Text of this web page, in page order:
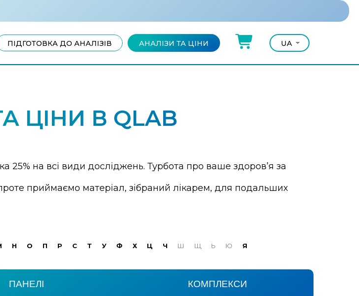
ПІДГОТОВКА ДО АНАЛІЗІВ АНАЛІЗИ ТА ЦІНИ
UA
ЦІНИ В QLAB
25% на всі види досліджень. Турбота про ваше здоров’я за
приймаємо матеріал, зібраний лікарем, для подальших
Н О П Р С Т У Ф Х Ц Ч Ш Щ Ь Ю Я
ПАНЕЛІ КОМПЛЕКСИ